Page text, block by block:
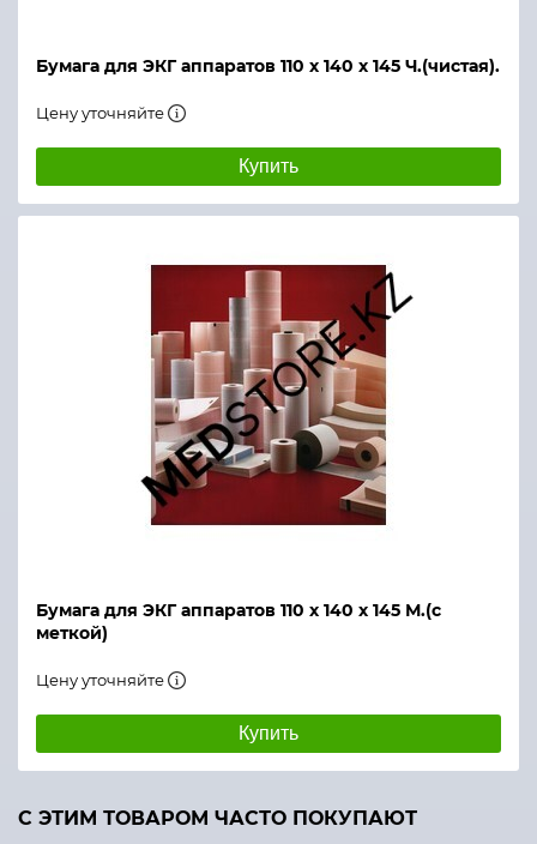
Бумага для ЭКГ аппаратов 110 х 140 х 145 Ч.(чистая).
Цену уточняйте
Купить
Бумага для ЭКГ аппаратов 110 х 140 х 145 М.(с
меткой)
Цену уточняйте
Купить
С ЭТИМ ТОВАРОМ ЧАСТО ПОКУПАЮТ